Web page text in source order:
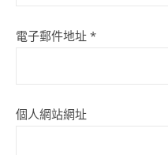
電子郵件地址 *
個人網站網址